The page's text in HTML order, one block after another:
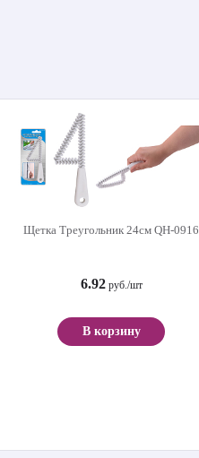
Щетка Треугольник 24см QH-0916
6.92руб./шт
В корзину